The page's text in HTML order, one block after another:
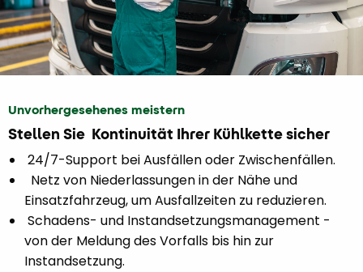
Unvorhergesehenes meistern
Stellen Sie Kontinuität Ihrer Kühlkette sicher
24/7-Support bei Ausfällen oder Zwischenfällen.
Netz von Niederlassungen in der Nähe und
Einsatzfahrzeug, um Ausfallzeiten zu reduzieren.
Schadens- und Instandsetzungsmanagement -
von der Meldung des Vorfalls bis hin zur
Instandsetzung.